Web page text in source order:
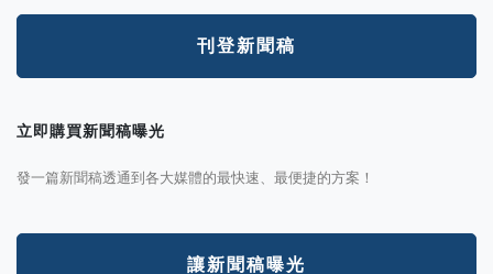
刊登新聞稿
立即購買新聞稿曝光
發一篇新聞稿透通到各大媒體的最快速、最便捷的方案！
讓新聞稿曝光